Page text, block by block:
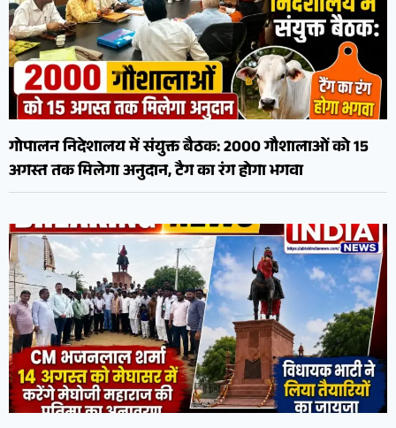
गोपालन निदेशालय में संयुक्त बैठक: 2000 गौशालाओं को 15
अगस्त तक मिलेगा अनुदान, टैग का रंग होगा भगवा